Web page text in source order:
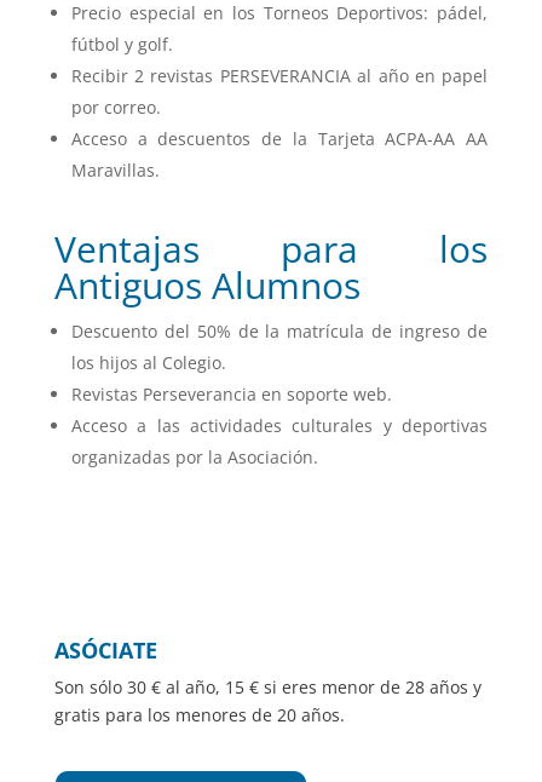
Precio especial en los Torneos Deportivos: pádel,
fútbol y golf.
Recibir 2 revistas PERSEVERANCIA al año en papel
por correo.
Acceso a descuentos de la Tarjeta ACPA-AA AA
Maravillas.
Ventajas para los
Antiguos Alumnos
Descuento del 50% de la matrícula de ingreso de
los hijos al Colegio.
Revistas Perseverancia en soporte web.
Acceso a las actividades culturales y deportivas
organizadas por la Asociación.
ASÓCIATE
Son sólo 30 € al año, 15 € si eres menor de 28 años y
gratis para los menores de 20 años.